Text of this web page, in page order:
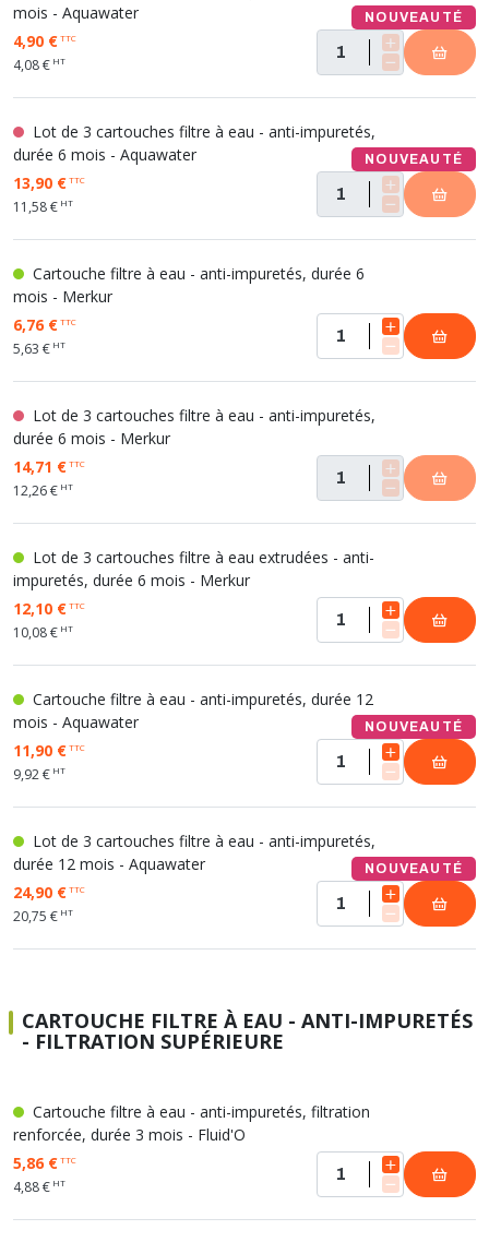
mois - Aquawater
NOUVEAUTÉ
4,90 €TTC
4,08 € HT
Lot de 3 cartouches filtre à eau - anti-impuretés,
durée 6 mois - Aquawater
NOUVEAUTÉ
13,90 €TTC
11,58 € HT
Cartouche filtre à eau - anti-impuretés, durée 6
mois - Merkur
6,76 €TTC
5,63 € HT
Lot de 3 cartouches filtre à eau - anti-impuretés,
durée 6 mois - Merkur
14,71 €TTC
12,26 € HT
Lot de 3 cartouches filtre à eau extrudées - anti-
impuretés, durée 6 mois - Merkur
12,10 €TTC
10,08 € HT
Cartouche filtre à eau - anti-impuretés, durée 12
mois - Aquawater
NOUVEAUTÉ
11,90 €TTC
9,92 € HT
Lot de 3 cartouches filtre à eau - anti-impuretés,
durée 12 mois - Aquawater
NOUVEAUTÉ
24,90 €TTC
20,75 € HT
CARTOUCHE FILTRE À EAU - ANTI-IMPURETÉS
- FILTRATION SUPÉRIEURE
Cartouche filtre à eau - anti-impuretés, filtration
renforcée, durée 3 mois - Fluid'O
5,86 €TTC
4,88 € HT